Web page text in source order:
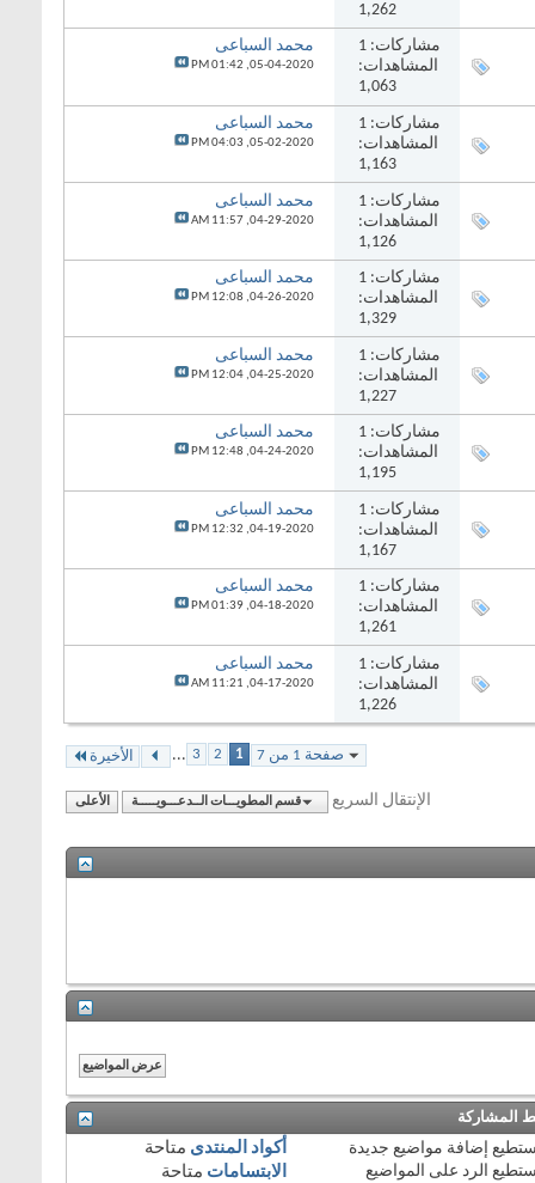
1,262
مشاركات: 1
المشاهدات:
1,063
محمد السباعى
05-04-2020,
01:42 PM
مشاركات: 1
المشاهدات:
1,163
محمد السباعى
05-02-2020,
04:03 PM
مشاركات: 1
المشاهدات:
1,126
محمد السباعى
04-29-2020,
11:57 AM
مشاركات: 1
المشاهدات:
1,329
محمد السباعى
04-26-2020,
12:08 PM
مشاركات: 1
المشاهدات:
1,227
محمد السباعى
04-25-2020,
12:04 PM
مشاركات: 1
المشاهدات:
1,195
محمد السباعى
04-24-2020,
12:48 PM
مشاركات: 1
المشاهدات:
1,167
محمد السباعى
04-19-2020,
12:32 PM
مشاركات: 1
المشاهدات:
1,261
محمد السباعى
04-18-2020,
01:39 PM
مشاركات: 1
المشاهدات:
1,226
محمد السباعى
04-17-2020,
11:21 AM
صفحة 1 من 7 1
2
3
... الأخيرة
الإنتقال السريع قسم المطويـــات الــدعـــويـــــة الأعلى
المشاركة
إضافة مواضيع جديدة
الرد على المواضيع
أكواد المنتدى متاحة
الابتسامات متاحة